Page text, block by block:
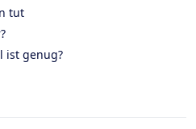
tut
ist genug?